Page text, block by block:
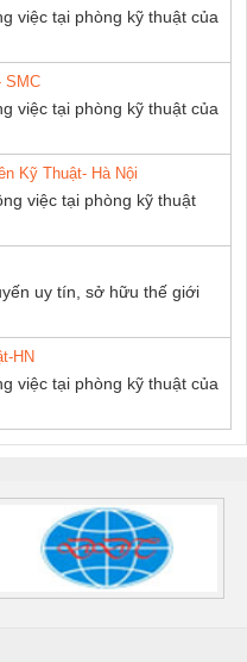
việc tại phòng kỹ thuật của
SMC
việc tại phòng kỹ thuật của
Kỹ Thuật- Hà Nội
việc tại phòng kỹ thuật
uy tín, sở hữu thế giới
HN
việc tại phòng kỹ thuật của